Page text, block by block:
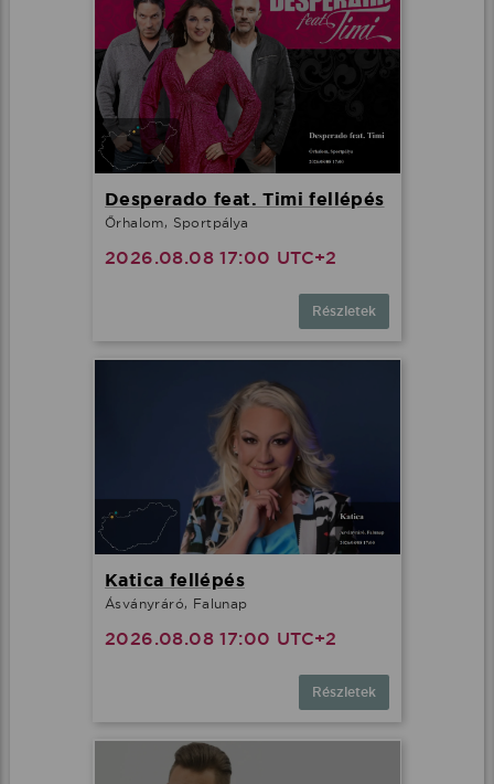
Desperado feat. Timi fellépés
Őrhalom, Sportpálya
2026.08.08 17:00 UTC+2
Részletek
Katica fellépés
Ásványráró, Falunap
2026.08.08 17:00 UTC+2
Részletek